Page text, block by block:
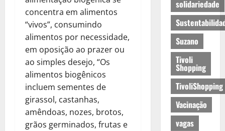
concentra em alimentos
“vivos”, consumindo
alimentos por necessidade,
em oposição ao prazer ou
ao simples desejo, “Os
alimentos biogênicos
incluem sementes de
girassol, castanhas,
amêndoas, nozes, brotos,
grãos germinados, frutas e
solidariedade
Suzano
Tivoli
Shopping
TivoliShopping
Vacinação
vagas